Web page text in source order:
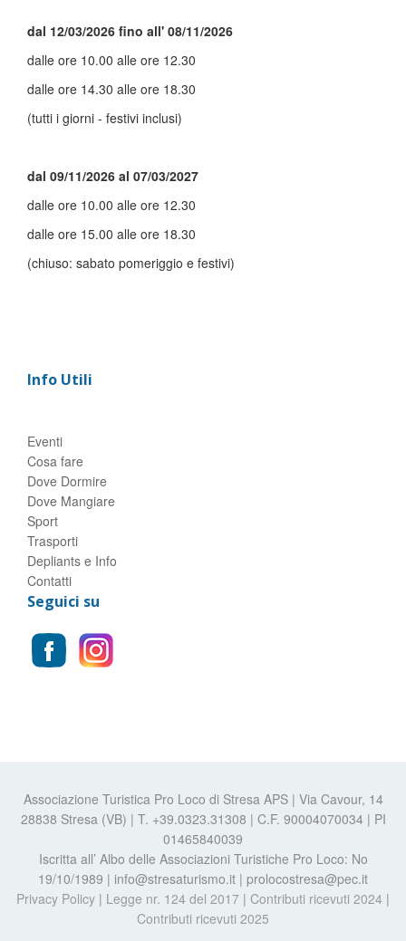
dal 12/03/2026 fino all' 08/11/2026
dalle ore 10.00 alle ore 12.30
dalle ore 14.30 alle ore 18.30
(tutti i giorni - festivi inclusi)
dal 09/11/2026 al 07/03/2027
dalle ore 10.00 alle ore 12.30
dalle ore 15.00 alle ore 18.30
(chiuso: sabato pomeriggio e festivi)
Info Utili
Eventi
Cosa fare
Dove Dormire
Dove Mangiare
Sport
Trasporti
Depliants e Info
Contatti
Seguici su
Associazione Turistica Pro Loco di Stresa APS | Via Cavour, 14
28838 Stresa (VB) | T. +39.0323.31308 | C.F. 90004070034 | PI
01465840039
Iscritta all’ Albo delle Associazioni Turistiche Pro Loco: No
19/10/1989 | info@stresaturismo.it | prolocostresa@pec.it
Privacy Policy | Legge nr. 124 del 2017 | Contributi ricevuti 2024 |
Contributi ricevuti 2025